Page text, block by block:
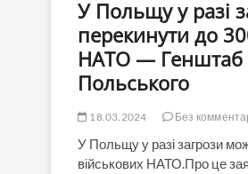
У Польщу у разі
перекинути до
НАТО — Генштаб
Польського
18.03.2024 Без
У Польщу у разі загрози
військових НАТО.Про це